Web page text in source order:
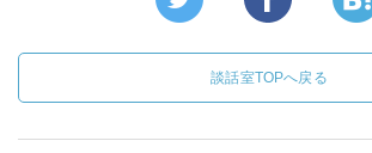
談話室TOPへ戻る